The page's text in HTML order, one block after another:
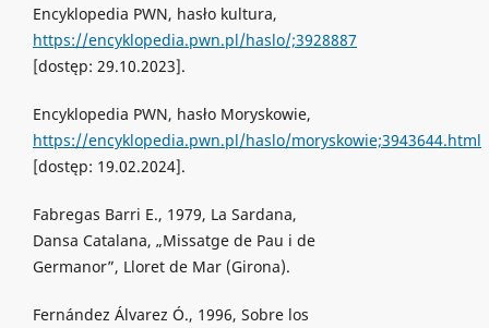
Encyklopedia PWN, hasło kultura,
https://encyklopedia.pwn.pl/haslo/;3928887
[dostęp: 29.10.2023].
Encyklopedia PWN, hasło Moryskowie,
https://encyklopedia.pwn.pl/haslo/moryskowie;3943644.html
[dostęp: 19.02.2024].
Fabregas Barri E., 1979, La Sardana,
Dansa Catalana, „Missatge de Pau i de
Germanor”, Lloret de Mar (Girona).
Fernández Álvarez Ó., 1996, Sobre los